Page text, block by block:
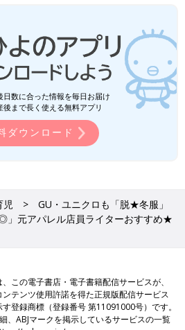
日数に合った情報を毎日お届け
後まで長く使える無料アプリ
ダウンロード
児
GU・ユニクロも「脱★冬服」
」元アパレル店員ライターおすすめ★
この電子書店・電子書籍配信サービスが、
テンツ使用許諾を得た正規版配信サービス
登録商標（登録番号 第11091000号）です。
、ABJマークを掲示しているサービスの一覧